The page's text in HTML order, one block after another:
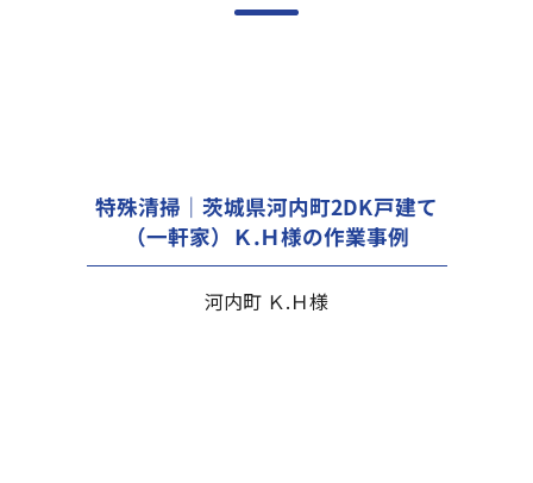
特殊清掃｜茨城県河内町2DK戸建て
（一軒家）Ｋ.Ｈ様の作業事例
河内町 Ｋ.Ｈ様